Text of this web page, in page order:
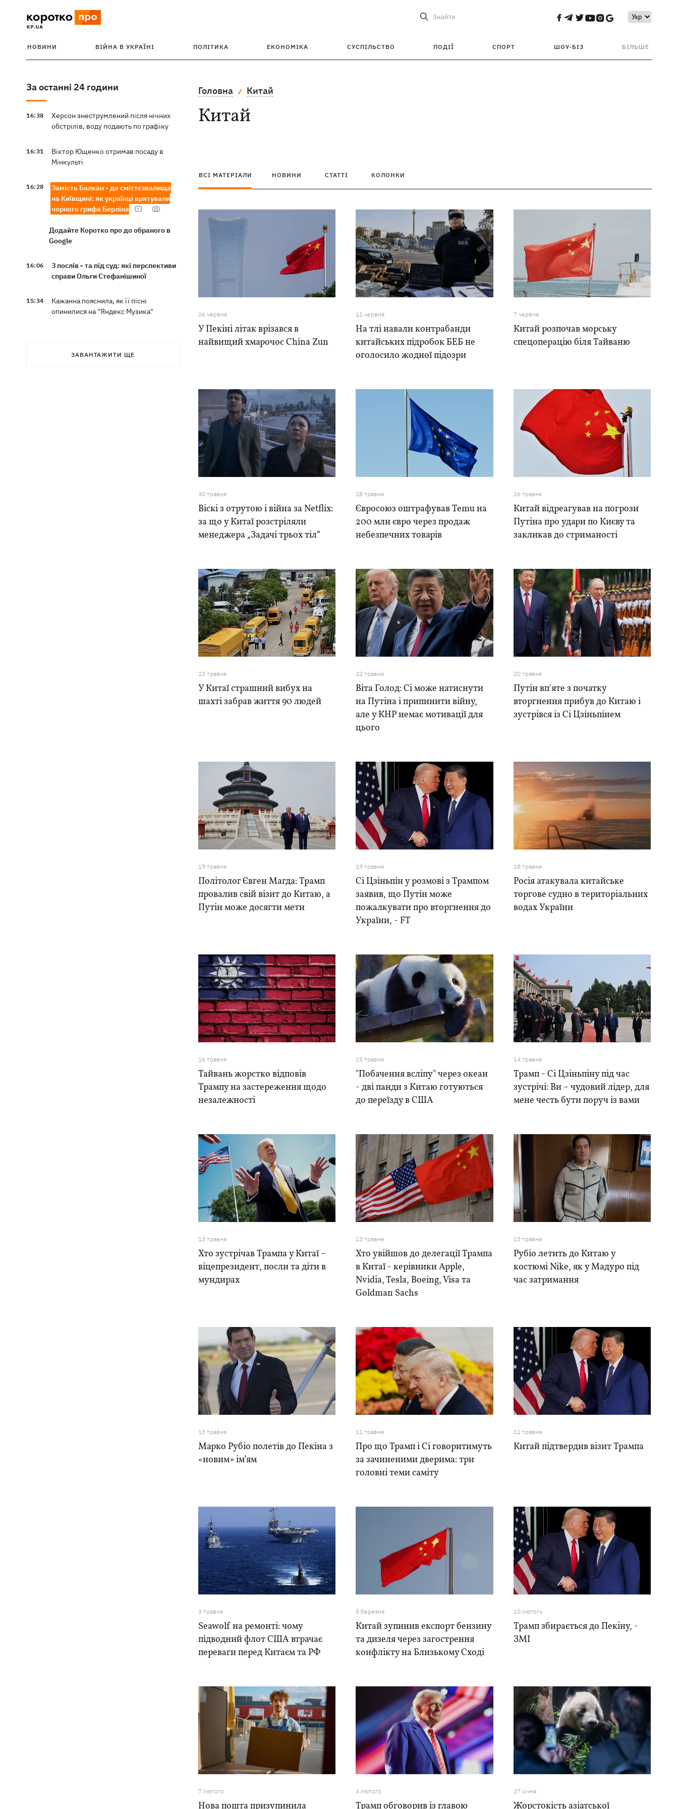
Знайти
НОВИНИ ВІЙНА В УКРАЇНІ ПОЛІТИКА ЕКОНОМІКА СУСПІЛЬСТВО ПОДІЇ СПОРТ ШОУ-БІЗ БІЛЬШЕ
За останні 24 години
16:38
Херсон знеструмлений після нічних
обстрілів, воду подають по графіку
16:31
Віктор Ющенко отримав посаду в
Мінкульті
16:28
Замість Балкан - до сміттєзвалища
на Київщині: як українці врятували
чорного грифа Берліна
Додайте Коротко про до обраного в
Google
16:06
З послів - та під суд: які перспективи
справи Ольги Стефанішиної
15:34
Кажанна пояснила, як її пісні
опинилися на "Яндекс Музика"
ThreadsЗАВАНТАЖИТИ ЩЕ
Головна Китай
Китай
ВСІ МАТЕРІАЛИ НОВИНИ СТАТТІ КОЛОНКИ
26 червня
У Пекіні літак врізався в
найвищий хмарочос China Zun
11 червня
На тлі навали контрабанди
китайських підробок БЕБ не
оголосило жодної підозри
7 червня
Китай розпочав морську
спецоперацію біля Тайваню
30 травня
Віскі з отрутою і війна за Netflix:
за що у Китаї розстріляли
менеджера „Задачі трьох тіл“
28 травня
Євросоюз оштрафував Temu на
200 млн євро через продаж
небезпечних товарів
26 травня
Китай відреагував на погрози
Путіна про удари по Києву та
закликав до стриманості
23 травня
У Китаї страшний вибух на
шахті забрав життя 90 людей
22 травня
Віта Голод: Сі може натиснути
на Путіна і припинити війну,
але у КНР немає мотивації для
цього
20 травня
Путін вп'яте з початку
вторгнення прибув до Китаю і
зустрівся із Сі Цзіньпінем
19 травня
Політолог Євген Магда: Трамп
провалив свій візит до Китаю, а
Путін може досягти мети
19 травня
Сі Цзіньпін у розмові з Трампом
заявив, що Путін може
пожалкувати про вторгнення до
України, - FT
18 травня
Росія атакувала китайське
торгове судно в територіальних
водах України
16 травня
Тайвань жорстко відповів
Трампу на застереження щодо
незалежності
15 травня
"Побачення всліпу" через океан
- дві панди з Китаю готуються
до переїзду в США
14 травня
Трамп - Сі Цзіньпіну під час
зустрічі: Ви – чудовий лідер, для
мене честь бути поруч із вами
13 травня
Хто зустрічав Трампа у Китаї –
віцепрезидент, посли та діти в
мундирах
13 травня
Хто увійшов до делегації Трампа
в Китаї - керівники Apple,
Nvidia, Tesla, Boeing, Visa та
Goldman Sachs
13 травня
Рубіо летить до Китаю у
костюмі Nike, як у Мадуро під
час затримання
13 травня
Марко Рубіо полетів до Пекіна з
«новим» ім’ям
11 травня
Про що Трамп і Сі говоритимуть
за зачиненими дверима: три
головні теми саміту
11 травня
Китай підтвердив візит Трампа
3 травня
Seawolf на ремонті: чому
підводний флот США втрачає
переваги перед Китаєм та РФ
5 березня
Китай зупинив експорт бензину
та дизеля через загострення
конфлікту на Близькому Сході
10 лютого
Трамп збирається до Пекіну, -
ЗМІ
7 лютого
Нова пошта призупинила
4 лютого
Трамп обговорив із главою
27 сiчня
Жорстокість азіатської